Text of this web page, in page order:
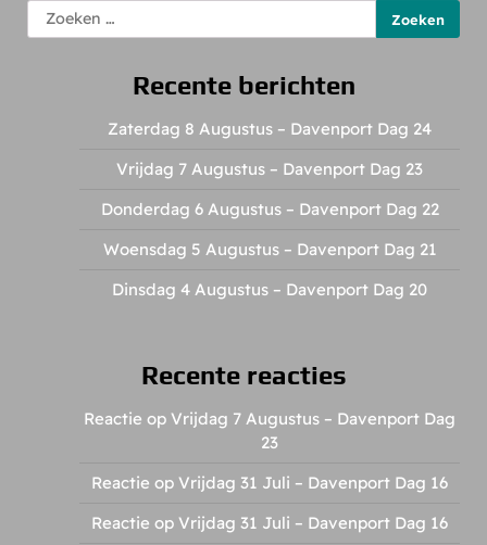
Zoeken
naar:
Recente berichten
Zaterdag 8 Augustus – Davenport Dag 24
Vrijdag 7 Augustus – Davenport Dag 23
Donderdag 6 Augustus – Davenport Dag 22
Woensdag 5 Augustus – Davenport Dag 21
Dinsdag 4 Augustus – Davenport Dag 20
Recente reacties
Reactie op Vrijdag 7 Augustus – Davenport Dag
23
Reactie op Vrijdag 31 Juli – Davenport Dag 16
Reactie op Vrijdag 31 Juli – Davenport Dag 16